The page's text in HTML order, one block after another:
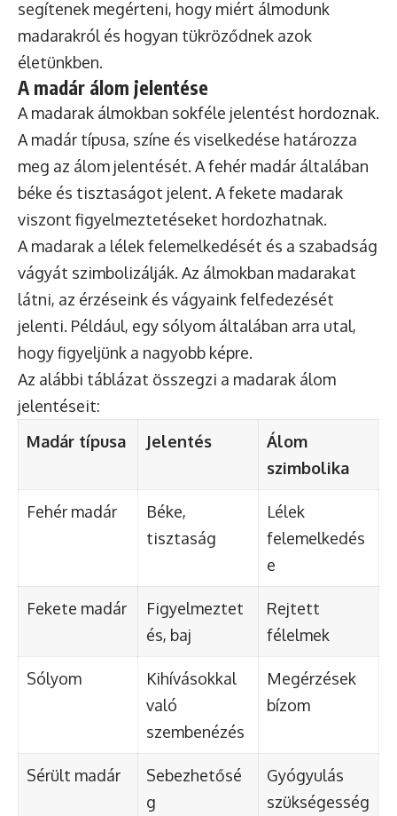
segítenek megérteni, hogy miért álmodunk
madarakról és hogyan tükröződnek azok
életünkben.
A madár álom jelentése
A madarak álmokban sokféle jelentést hordoznak.
A madár típusa, színe és viselkedése határozza
meg az álom jelentését. A fehér madár általában
béke és tisztaságot jelent. A fekete madarak
viszont figyelmeztetéseket hordozhatnak.
A madarak a lélek felemelkedését és a szabadság
vágyát szimbolizálják. Az álmokban madarakat
látni, az érzéseink és vágyaink felfedezését
jelenti. Például, egy sólyom általában arra utal,
hogy figyeljünk a nagyobb képre.
Az alábbi táblázat összegzi a madarak álom
jelentéseit:
Madár típusa
Jelentés
Álom
szimbolika
Fehér madár
Béke,
tisztaság
Lélek
felemelkedés
e
Fekete madár
Figyelmeztet
és, baj
Rejtett
félelmek
Sólyom
Kihívásokkal
való
szembenézés
Megérzések
bízom
Sérült madár
Sebezhetősé
g
Gyógyulás
szükségesség